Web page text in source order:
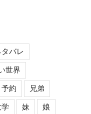
タバレ
世界
予約 兄弟
学 妹 娘